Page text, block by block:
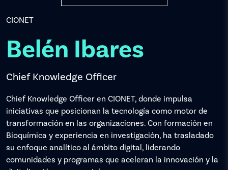
CIONET
Belén Ibares
Chief Knowledge Officer
Chief Knowledge Officer en CIONET, donde impulsa
iniciativas que posicionan la tecnología como motor de
transformación en las organizaciones. Con formación en
Bioquímica y experiencia en investigación, ha trasladado
su enfoque analítico al ámbito digital, liderando
comunidades y programas que aceleran la innovación y la